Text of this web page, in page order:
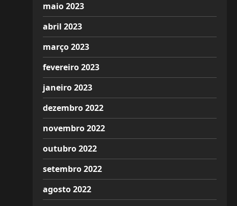
maio 2023
abril 2023
março 2023
fevereiro 2023
janeiro 2023
dezembro 2022
novembro 2022
outubro 2022
setembro 2022
agosto 2022